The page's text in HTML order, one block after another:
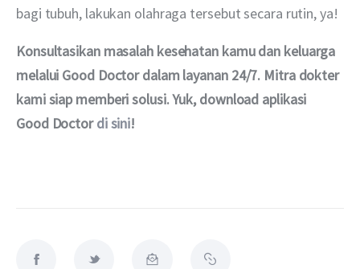
bagi tubuh, lakukan olahraga tersebut secara rutin, ya!
Konsultasikan masalah kesehatan kamu dan keluarga
melalui Good Doctor dalam layanan 24/7. Mitra dokter
kami siap memberi solusi. Yuk, download aplikasi
Good Doctor di sini!